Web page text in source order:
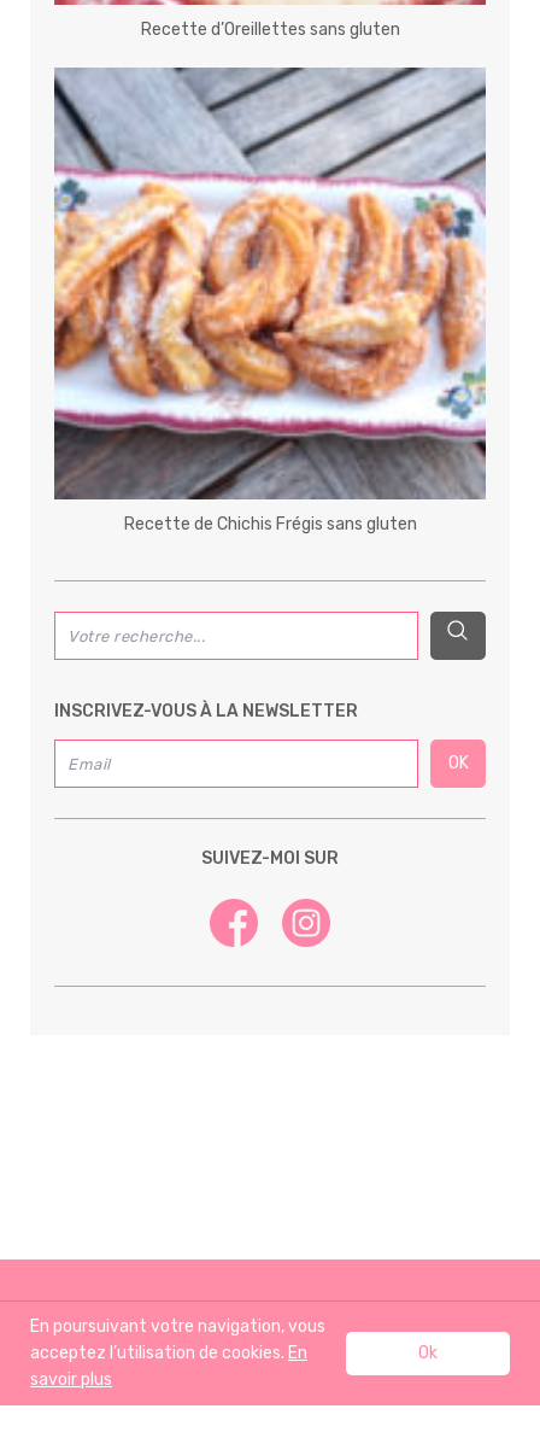
Recette d’Oreillettes sans gluten
Recette de Chichis Frégis sans gluten
INSCRIVEZ-VOUS À LA NEWSLETTER
SUIVEZ-MOI SUR
ACCUEIL RECETTES J’AIME AUSSI
A PROPOS
En poursuivant votre navigation, vous
acceptez l’utilisation de cookies. En
savoir plus
Ok